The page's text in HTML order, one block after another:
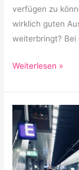
verfügen zu
wirklich guten
weiterbringt? Bei
Weiterlesen »
Mobilitätskonzept
von
Prior1